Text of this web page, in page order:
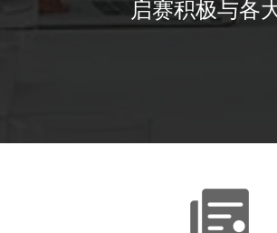
启赛积极与各